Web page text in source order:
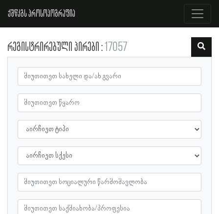
ქშწკგს პროსოპოგრაფია
რეგისტრირებული პირები 17057